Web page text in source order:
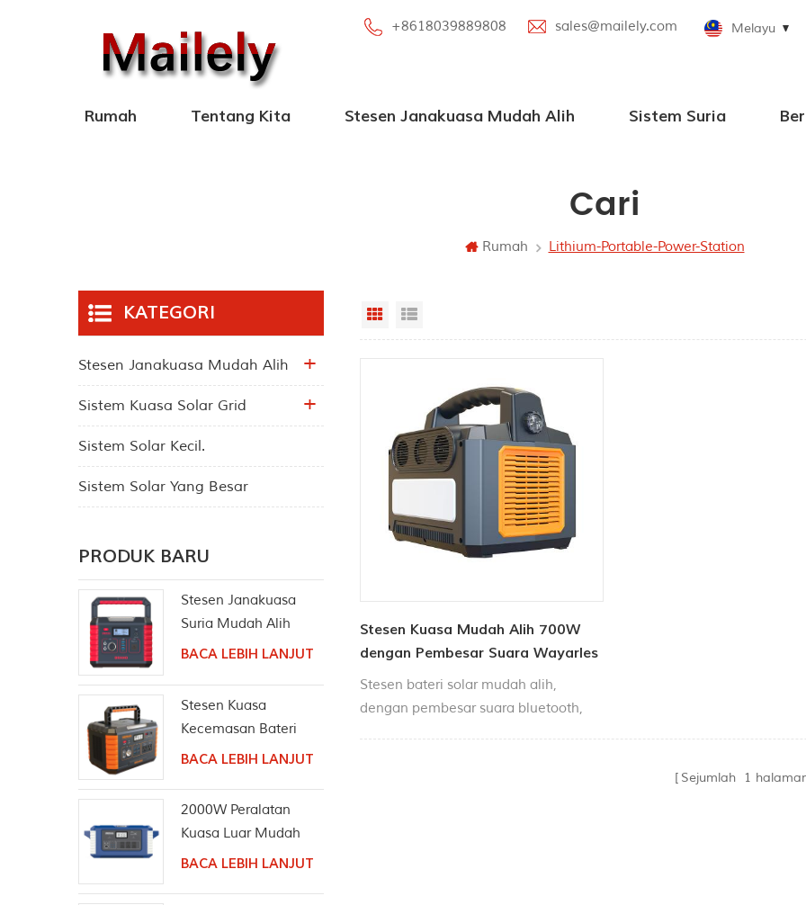
+8618039889808 sales@mailely.com Melayu
Rumah Tentang Kita Stesen Janakuasa Mudah Alih Sistem Suria
Cari
Rumah Lithium-Portable-Power-Station
Grid View
Stesen Kuasa Mudah Alih 700W
dengan Pembesar Suara Wayarles
Bluetooth
Stesen bateri solar mudah alih,
dengan pembesar suara bluetooth,
Sejumlah 1
KATEGORI
Stesen Janakuasa Mudah Alih
Sistem Kuasa Solar Grid
Sistem Solar Kecil.
Sistem Solar Yang Besar
PRODUK BARU
Stesen Janakuasa
Suria Mudah Alih
330W Alur AC
BACA LEBIH LANJUT
Stesen Kuasa
Kecemasan Bateri
Litium Perkhemahan
BACA LEBIH LANJUT
2000W Peralatan
Kuasa Luar Mudah
Alih Penjana Suria
BACA LEBIH LANJUT